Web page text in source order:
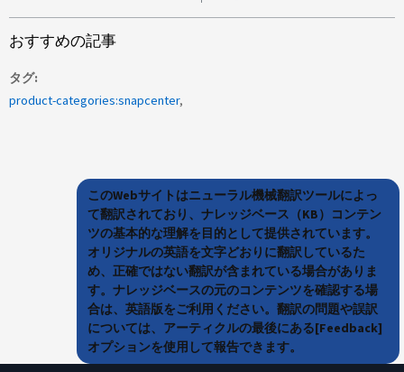
おすすめの記事
タグ
product-categories:snapcenter
このWebサイトはニューラル機械翻訳ツールによっ
て翻訳されており、ナレッジベース（KB）コンテン
ツの基本的な理解を目的として提供されています。
オリジナルの英語を文字どおりに翻訳しているた
め、正確ではない翻訳が含まれている場合がありま
す。ナレッジベースの元のコンテンツを確認する場
合は、英語版をご利用ください。翻訳の問題や誤訳
については、アーティクルの最後にある[Feedback]
オプションを使用して報告できます。